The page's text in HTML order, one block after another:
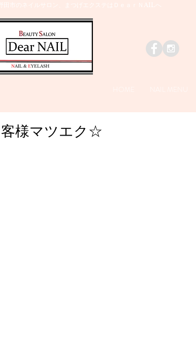
田市のネイルサロン、まつげエクステはＤｅａｒＮAILへ
​NAIL & EYELASH
様マツエク☆